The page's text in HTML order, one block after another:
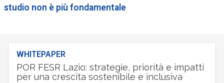
studio non è più fondamentale
WHITEPAPER
POR FESR Lazio: strategie, priorità e impatti
per una crescita sostenibile e inclusiva